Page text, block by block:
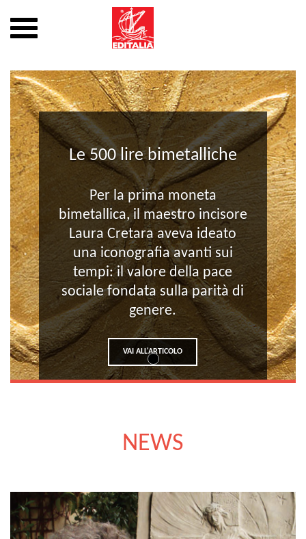
al
contenuto
Mostra
o
navigazione
Le 500 lire bimetalliche
Per la prima moneta
bimetallica, il maestro incisore
Laura Cretara aveva ideato
una iconografia avanti sui
tempi: il valore della pace
sociale fondata sulla parità di
genere.
VAI ALL'ARTICOLO
NEWS